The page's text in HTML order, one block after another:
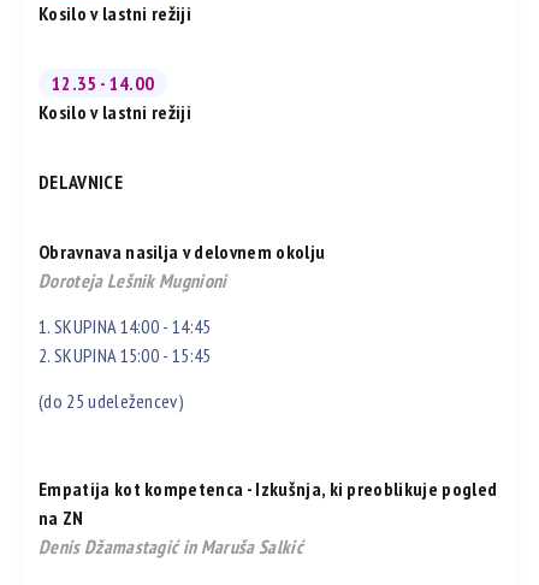
Kosilo v lastni režiji
12.35 - 14.00
Kosilo v lastni režiji
DELAVNICE
Obravnava nasilja v delovnem okolju
Doroteja Lešnik Mugnioni
1. SKUPINA 14:00 - 14:45
2. SKUPINA 15:00 - 15:45
(do 25 udeležencev)
Empatija kot kompetenca - Izkušnja, ki preoblikuje pogled
na ZN
Denis Džamastagić in Maruša Salkić